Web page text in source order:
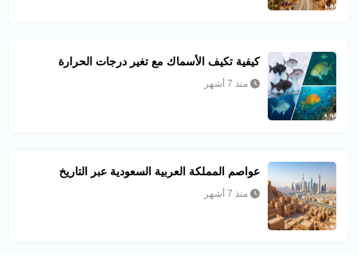
كيفية تكيف الأسماك مع تغير درجات الحرارة
منذ 7 أشهر
عواصم المملكة العربية السعودية عبر التاريخ
منذ 7 أشهر